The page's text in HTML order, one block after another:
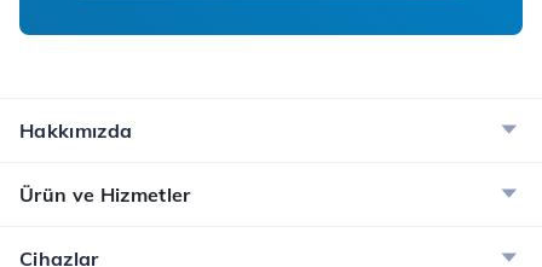
Hakkımızda
Ürün ve Hizmetler
Cihazlar